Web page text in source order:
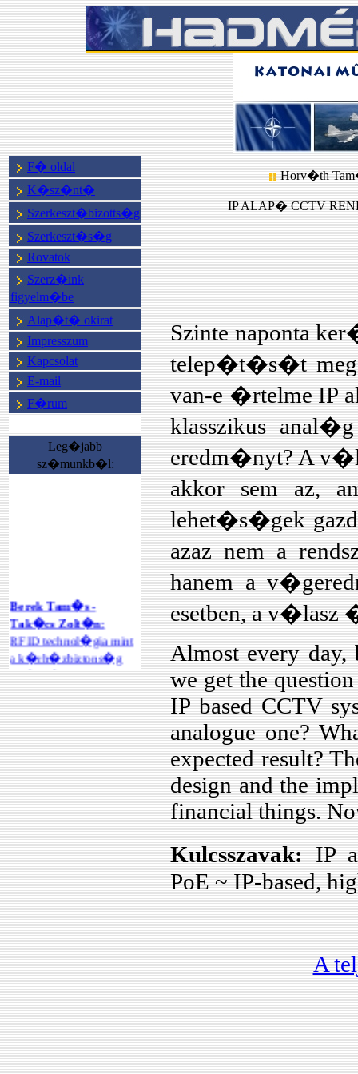
F� oldal
K�sz�nt�
Szerkeszt�bizotts�g
Szerkeszt�s�g
Rovatok
Szerz�ink
figyelm�be
Alap�t� okirat
Impresszum
Kapcsolat
E-mail
F�rum
Leg�jabb
sz�munkb�l:
Berek Tam�s -
Tak�cs Zolt�n:
RFID technol�gia mint
a k�rh�zbiztons�g
ter�let�n
megval�sul�
int�zm�nyi rend
biztos�t�s�nak
eszk�ze...
Horv�th Tam�s:
IP alap� CCTV
rendszer?
Horv�th Tam�s -
Kov�cs Tibor:
IP alap� vide�
megfigyel� rendszerek
tervez�se,
rendszerelemei
kiv�laszt�sa...
J�zsef Pad�nyi -
Gy�rgy Vass:
Banknote tracking as a
tool for counter terrorism
financing...
Szab� Anna Barbara:
Horv�th
IP ALAP� CCTV
Szinte naponta
telep�t�s�t
van-e �rtelme IP
klasszikus
eredm�nyt? A
akkor sem az,
lehet�s�gek
azaz nem a
hanem a
esetben, a v�lasz
Almost every day,
we get the
IP based CCTV
analogue one?
expected result?
design and the
financial things.
Kulcsszavak:IP
PoE ~ IP-based,
A